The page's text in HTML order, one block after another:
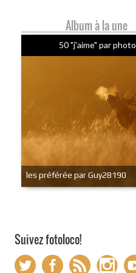
Album à la une
50 "j'aime" par photo
les préférée par Guy28190
Suivez fotoloco!